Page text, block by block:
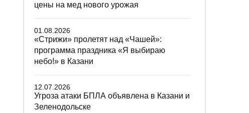
цены на мед нового урожая
01.08.2026
«Стрижи» пролетят над «Чашей»:
программа праздника «Я выбираю
небо!» в Казани
12.07.2026
Угроза атаки БПЛА объявлена в Казани и
Зеленодольске